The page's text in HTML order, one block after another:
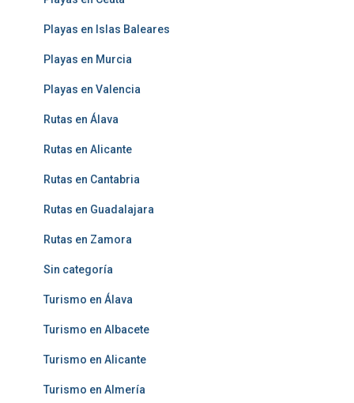
Playas en Islas Baleares
Playas en Murcia
Playas en Valencia
Rutas en Álava
Rutas en Alicante
Rutas en Cantabria
Rutas en Guadalajara
Rutas en Zamora
Sin categoría
Turismo en Álava
Turismo en Albacete
Turismo en Alicante
Turismo en Almería